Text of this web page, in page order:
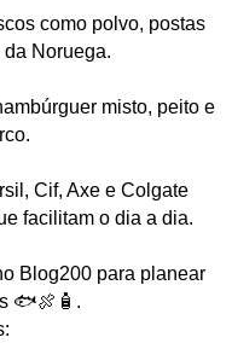
como polvo, postas
Noruega.
misto, peito e
Cif, Axe e Colgate
facilitam o dia a dia.
Blog200 para planear
🐟🍖🧴.